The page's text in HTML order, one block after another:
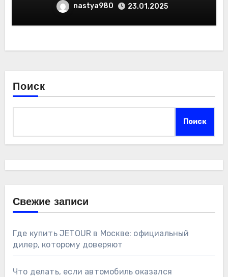
nastya980 23.01.2025
Поиск
Поиск
Свежие записи
Где купить JETOUR в Москве: официальный
дилер, которому доверяют
Что делать, если автомобиль оказался